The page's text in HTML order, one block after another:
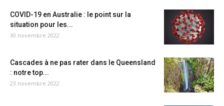
COVID-19 en Australie : le point sur la
situation pour les...
30 novembre 2022
Cascades à ne pas rater dans le Queensland
: notre top...
23 novembre 2022